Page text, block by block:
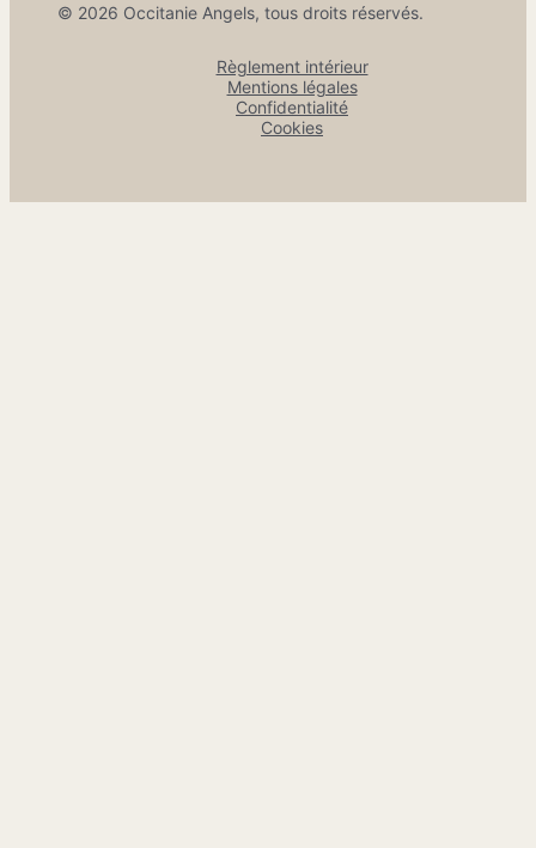
© 2026 Occitanie Angels, tous droits réservés.
Règlement intérieur
Mentions légales
Confidentialité
Cookies